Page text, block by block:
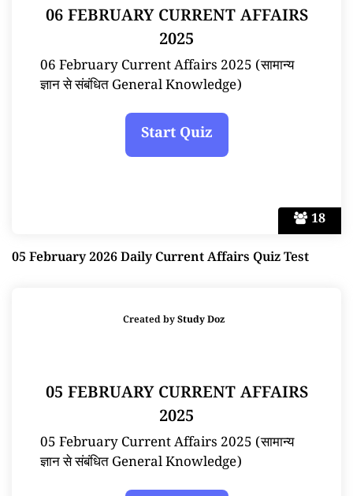
18
06 FEBRUARY CURRENT AFFAIRS
2025
06 February Current Affairs 2025 (सामान्य
ज्ञान से संबंधित General Knowledge)
05 February 2026 Daily Current Affairs Quiz Test
Created byStudy Doz
05 FEBRUARY CURRENT AFFAIRS
2025
05 February Current Affairs 2025 (सामान्य
ज्ञान से संबंधित General Knowledge)